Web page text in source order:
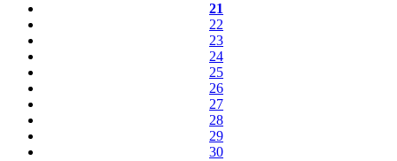
21
22
23
24
25
26
27
28
29
30